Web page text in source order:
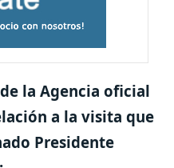
la Agencia oficial
a la visita que
Presidente